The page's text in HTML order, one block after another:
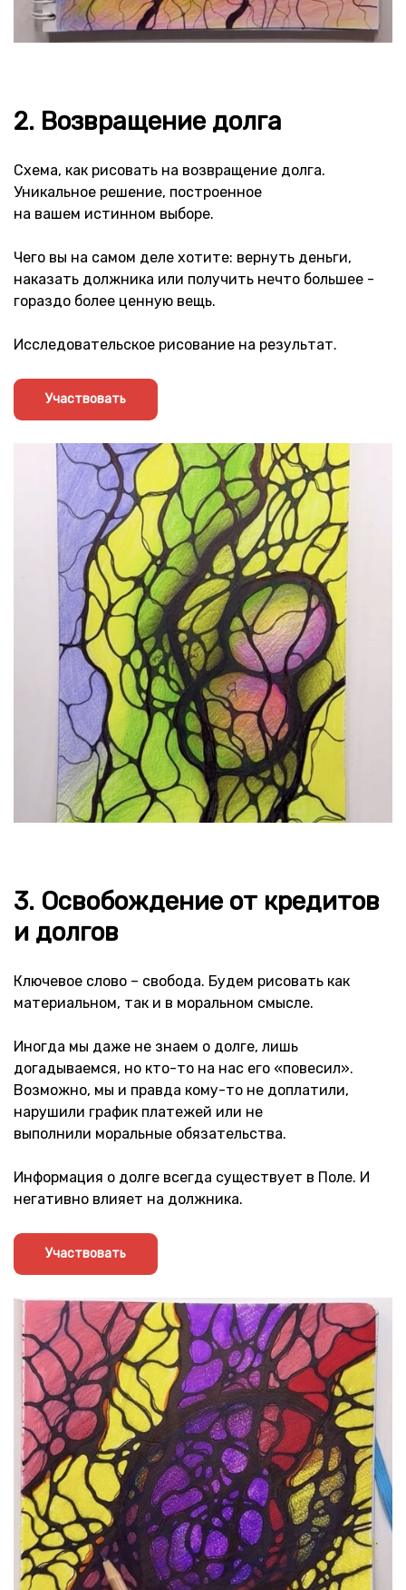
2. Возвращение долга
Схема, как рисовать на возвращение долга.
Уникальное решение, построенное
на вашем истинном выборе.
Чего вы на самом деле хотите: вернуть деньги,
наказать должника или получить нечто большее -
гораздо более ценную вещь.
Исследовательское рисование на результат.
Участвовать
3. Освобождение от кредитов
и долгов
Ключевое слово – свобода. Будем рисовать как
материальном, так и в моральном смысле.
Иногда мы даже не знаем о долге, лишь
догадываемся, но кто-то на нас его «повесил».
Возможно, мы и правда кому-то не доплатили,
нарушили график платежей или не
выполнили моральные обязательства.
Информация о долге всегда существует в Поле. И
негативно влияет на должника.
Участвовать